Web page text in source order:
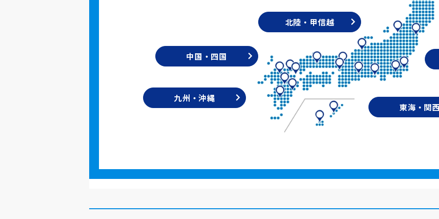
北陸・甲信越
東海・関
中国・四国
九州・沖縄